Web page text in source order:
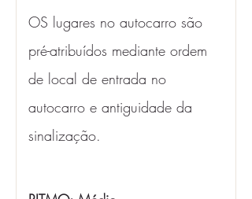
OS lugares no autocarro são
pré-atribuídos mediante ordem
de local de entrada no
autocarro e antiguidade da
sinalização.